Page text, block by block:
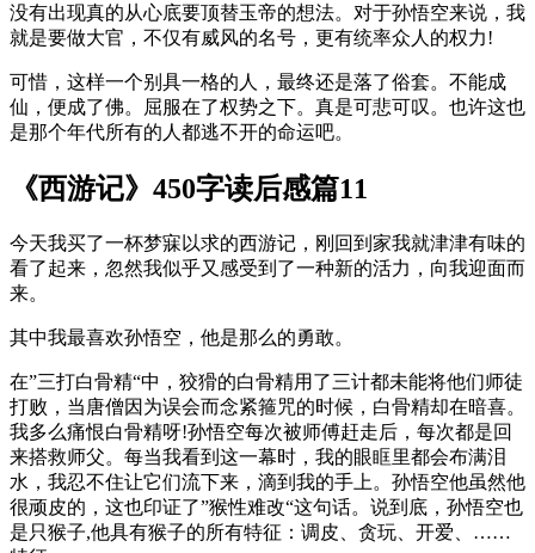
没有出现真的从心底要顶替玉帝的想法。对于孙悟空来说，我
就是要做大官，不仅有威风的名号，更有统率众人的权力!
可惜，这样一个别具一格的人，最终还是落了俗套。不能成
仙，便成了佛。屈服在了权势之下。真是可悲可叹。也许这也
是那个年代所有的人都逃不开的命运吧。
《西游记》450字读后感篇11
今天我买了一杯梦寐以求的西游记，刚回到家我就津津有味的
看了起来，忽然我似乎又感受到了一种新的活力，向我迎面而
来。
其中我最喜欢孙悟空，他是那么的勇敢。
在”三打白骨精“中，狡猾的白骨精用了三计都未能将他们师徒
打败，当唐僧因为误会而念紧箍咒的时候，白骨精却在暗喜。
我多么痛恨白骨精呀!孙悟空每次被师傅赶走后，每次都是回
来搭救师父。每当我看到这一幕时，我的眼眶里都会布满泪
水，我忍不住让它们流下来，滴到我的手上。 孙悟空他虽然他
很顽皮的，这也印证了”猴性难改“这句话。说到底，孙悟空也
是只猴子,他具有猴子的所有特征：调皮、贪玩、开爱、……